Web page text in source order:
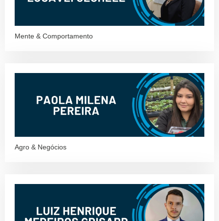
Mente & Comportamento
Agro & Negócios